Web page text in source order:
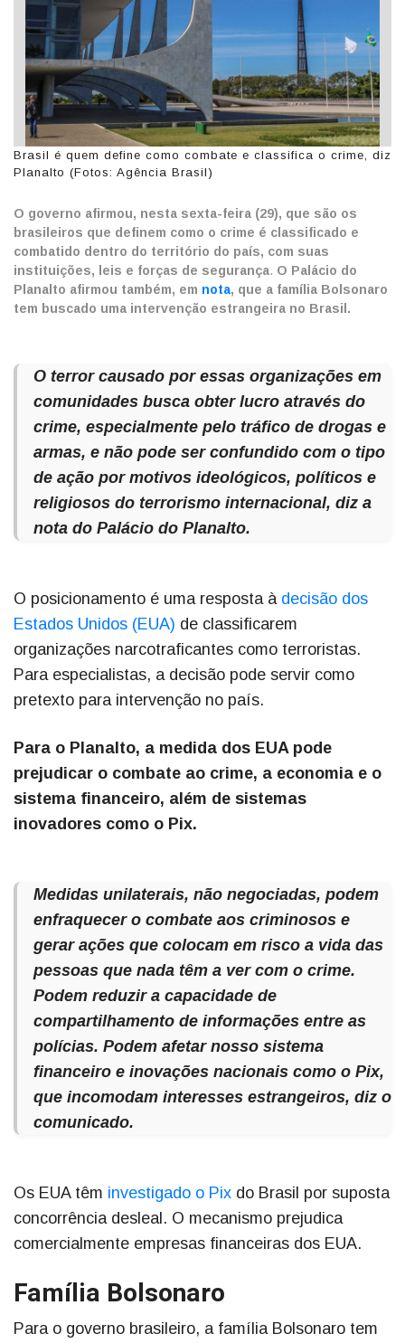
Brasil é quem define como combate e classifica o crime, diz
Planalto (Fotos: Agência Brasil)
O governo afirmou, nesta sexta-feira (29), que são os
brasileiros que definem como o crime é classificado e
combatido dentro do território do país, com suas
instituições, leis e forças de segurança. O Palácio do
Planalto afirmou também, em nota, que a família Bolsonaro
tem buscado uma intervenção estrangeira no Brasil.
O terror causado por essas organizações em
comunidades busca obter lucro através do
crime, especialmente pelo tráfico de drogas e
armas, e não pode ser confundido com o tipo
de ação por motivos ideológicos, políticos e
religiosos do terrorismo internacional, diz a
nota do Palácio do Planalto.
O posicionamento é uma resposta à decisão dos
Estados Unidos (EUA) de classificarem
organizações narcotraficantes como terroristas.
Para especialistas, a decisão pode servir como
pretexto para intervenção no país.
Para o Planalto, a medida dos EUA pode
prejudicar o combate ao crime, a economia e o
sistema financeiro, além de sistemas
inovadores como o Pix.
Medidas unilaterais, não negociadas, podem
enfraquecer o combate aos criminosos e
gerar ações que colocam em risco a vida das
pessoas que nada têm a ver com o crime.
Podem reduzir a capacidade de
compartilhamento de informações entre as
polícias. Podem afetar nosso sistema
financeiro e inovações nacionais como o Pix,
que incomodam interesses estrangeiros, diz o
comunicado.
Os EUA têm investigado o Pix do Brasil por suposta
concorrência desleal. O mecanismo prejudica
comercialmente empresas financeiras dos EUA.
Família Bolsonaro
Para o governo brasileiro, a família Bolsonaro tem